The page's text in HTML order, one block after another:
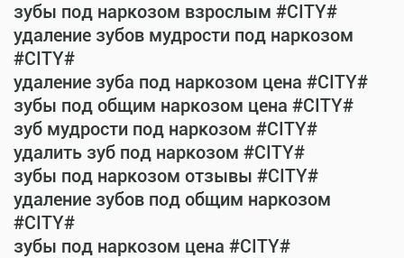
зубы под наркозом взрослым #CITY#
удаление зубов мудрости под наркозом
#CITY#
удаление зуба под наркозом цена #CITY#
зубы под общим наркозом цена #CITY#
зуб мудрости под наркозом #CITY#
удалить зуб под наркозом #CITY#
зубы под наркозом отзывы #CITY#
удаление зубов под общим наркозом
#CITY#
зубы под наркозом цена #CITY#